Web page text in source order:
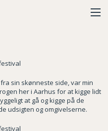
sin skønneste side, var min
her i Aarhus for at kigge lidt
at gå og kigge på de
udsigten og omgivelserne.